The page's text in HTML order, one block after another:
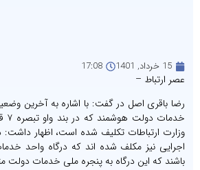
15 خرداد, 1401 17:08
عصر ارتباط –
رضا باقری اصل در گفت: با اشاره به آخرین
وزارت ارتباطات تکلیف شده است، اظهار داشت:
اجرایی نیز مکلف شده اند که درگاه واحد
باشند که این درگاه به پنجره ملی خدمات